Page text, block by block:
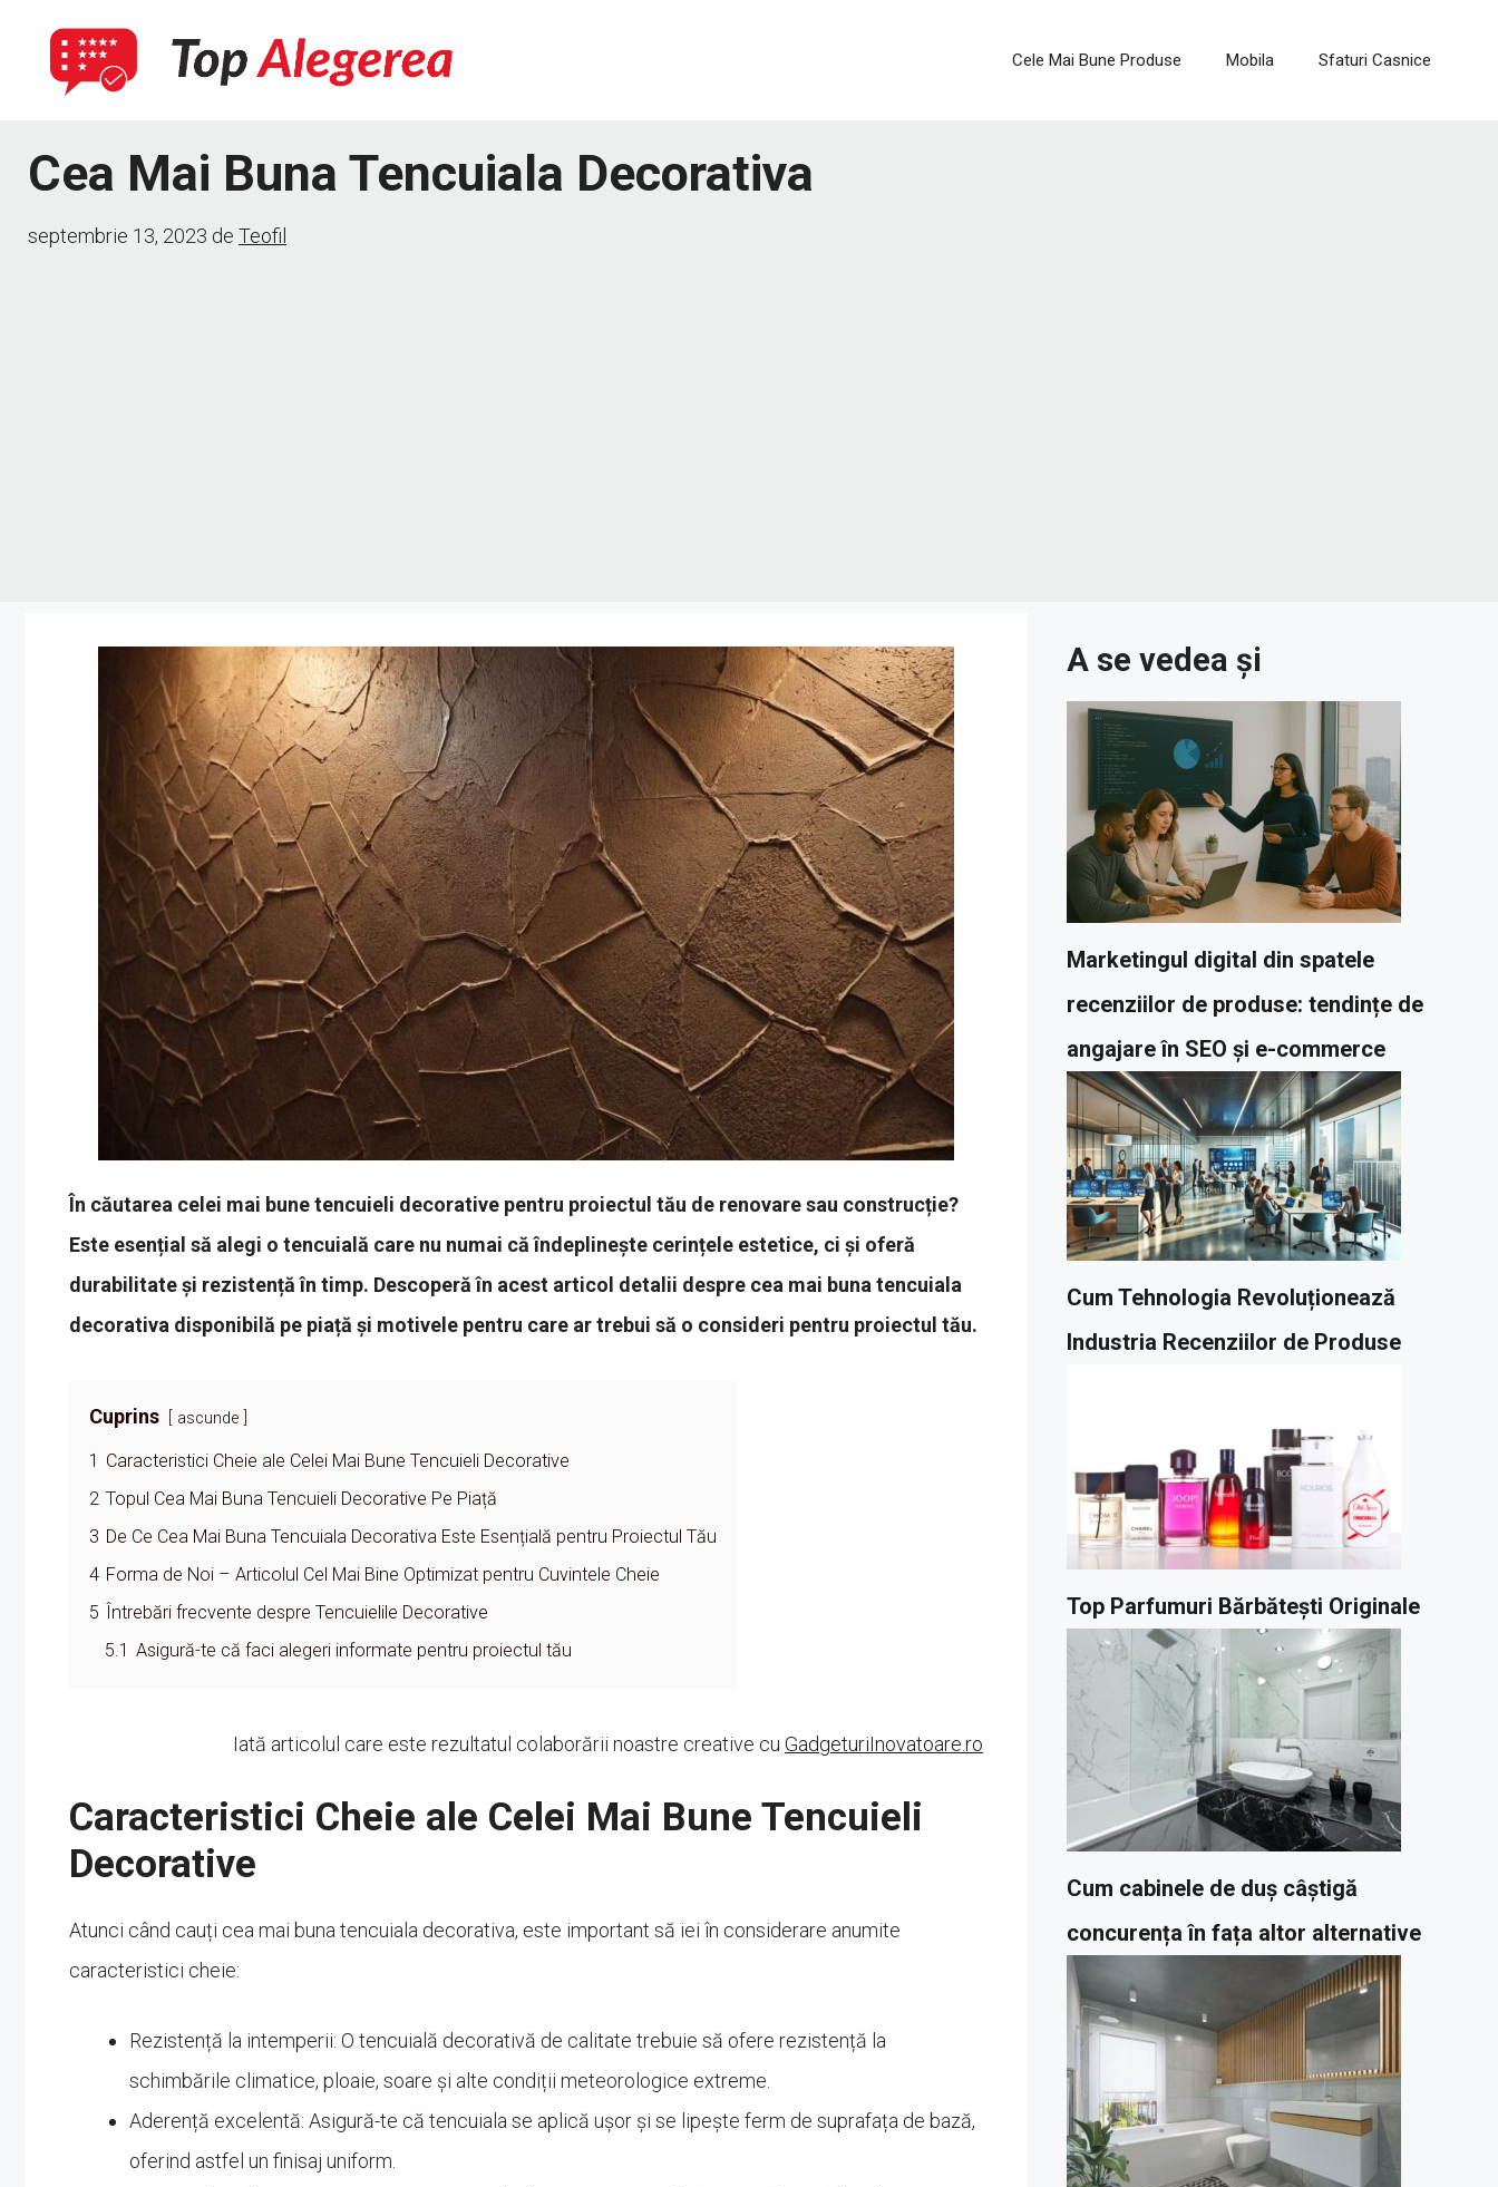
conținut
Cele Mai Bune Produse Mobila Sfaturi Casnice
Cea Mai Buna Tencuiala Decorativa
septembrie 13, 2023 de Teofil
În căutarea celei mai bune tencuieli decorative pentru proiectul tău de renovare sau construcție?
Este esențial să alegi o tencuială care nu numai că îndeplinește cerințele estetice, ci și oferă
durabilitate și rezistență în timp. Descoperă în acest articol detalii despre cea mai buna tencuiala
decorativa disponibilă pe piață și motivele pentru care ar trebui să o consideri pentru proiectul tău.
Cuprins ascunde
1 Caracteristici Cheie ale Celei Mai Bune Tencuieli Decorative
2 Topul Cea Mai Buna Tencuieli Decorative Pe Piață
3 De Ce Cea Mai Buna Tencuiala Decorativa Este Esențială pentru Proiectul Tău
4 Forma de Noi – Articolul Cel Mai Bine Optimizat pentru Cuvintele Cheie
5 Întrebări frecvente despre Tencuielile Decorative
5.1 Asigură-te că faci alegeri informate pentru proiectul tău
Iată articolul care este rezultatul colaborării noastre creative cu GadgeturiInovatoare.ro
Caracteristici Cheie ale Celei Mai Bune Tencuieli
Decorative
Atunci când cauți cea mai buna tencuiala decorativa, este important să iei în considerare anumite
caracteristici cheie:
Rezistență la intemperii: O tencuială decorativă de calitate trebuie să ofere rezistență la
schimbările climatice, ploaie, soare și alte condiții meteorologice extreme.
Aderență excelentă: Asigură-te că tencuiala se aplică ușor și se lipește ferm de suprafața de bază,
oferind astfel un finisaj uniform.
A se vedea și
Marketingul digital din spatele
recenziilor de produse: tendințe de
angajare în SEO și e-commerce
Cum Tehnologia Revoluționează
Industria Recenziilor de Produse
Top Parfumuri Bărbătești Originale
Cum cabinele de duș câștigă
concurența în fața altor alternative